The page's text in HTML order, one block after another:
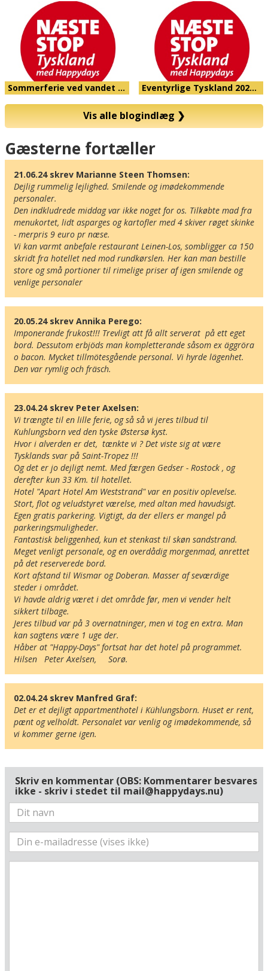
Sommerferie ved vandet … Eventyrlige Tyskland 202…
Vis alle blogindlæg❯
Kort
Her ligger hotellet
Vis alle Happydayshoteller i Tyskland
Lufthavne
Museer
Radius omkring hotel:
Find vej til hotellet
Am Weststrand Aparthotel Kühlungsborn
Ostseeallee 38
D-18225 Ostseebad Kühlungsborn
Tyskland
Din adresse
Beregn rute❯
Hotellets GPS-koordinater
E 011&deg; 44.248'
N 54&deg; 9.126'
Gæsterne fortæller
21.06.24 skrev Marianne Steen Thomsen:
Dejlig rummelig lejlighed. Smilende og imødekommende
personaler.
Den indkludrede middag var ikke noget for os. Tilkøbte mad fra
menukortet, lidt asparges og kartofler med 4 skiver røget skinke
- merpris 9 euro pr næse.
Vi kan varmt anbefale restaurant Leinen-Los, sombligger ca 150
skridt fra hotellet ned mod rundkørslen. Her kan man bestille
store og små portioner til rimelige priser af igen smilende og
venlige personaler
20.05.24 skrev Annika Perego:
Imponerande frukost!!! Trevligt att få allt serverat  på ett eget
bord. Dessutom erbjöds man kompletterande såsom ex äggröra
o bacon. Mycket tillmötesgående personal. Vi hyrde lägenhet.
Den var rymlig och fräsch.
23.04.24 skrev Peter Axelsen:
Vi trængte til en lille ferie, og så så vi jeres tilbud til
Kuhlungsborn ved den tyske Østersø kyst.
Hvor i alverden er det,  tænkte vi ? Det viste sig at være
Tysklands svar på Saint-Tropez !!!
Og det er jo dejligt nemt. Med færgen Gedser - Rostock , og
derefter kun 33 Km. til hotellet.
Hotel "Apart Hotel Am Weststrand" var en positiv oplevelse.
Stort, flot og veludstyret værelse, med altan med havudsigt.
Egen gratis parkering. Vigtigt, da der ellers er mangel på
parkeringsmuligheder.
Fantastisk beliggenhed, kun et stenkast til skøn sandstrand.
Meget venligt personale, og en overdådig morgenmad, anrettet
på det reserverede bord.
Kort afstand til Wismar og Doberan. Masser af seværdige
steder i området.
Vi havde aldrig været i det område før, men vi vender helt
sikkert tilbage.
Jeres tilbud var på 3 overnatninger, men vi tog en extra. Man
kan sagtens være 1 uge der.
Håber at "Happy-Days" fortsat har det hotel på programmet.
Hilsen   Peter Axelsen,     Sorø.
02.04.24 skrev Manfred Graf:
Det er et dejligt appartmenthotel i Kühlungsborn. Huset er rent,
pænt og velholdt. Personalet var venlig og imødekommende, så
vi kommer gerne igen.
Skriv en kommentar (OBS: Kommentarer besvares
ikke - skriv i stedet til mail@happydays.nu)